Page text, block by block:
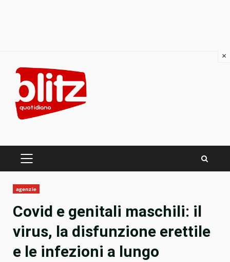
content
PRIMARY
agenzie
Covid e genitali maschili: il
virus, la disfunzione erettile
e le infezioni a lungo
×